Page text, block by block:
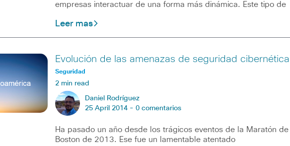
empresas interactuar de una forma más dinámica. Este tipo de
Leer mas
Evolución de las amenazas de seguridad cibernética
Seguridad
2 min read
Daniel Rodríguez
25 April 2014 - 0 comentarios
Ha pasado un año desde los trágicos eventos de la Maratón de
Boston de 2013. Ese fue un lamentable atentado